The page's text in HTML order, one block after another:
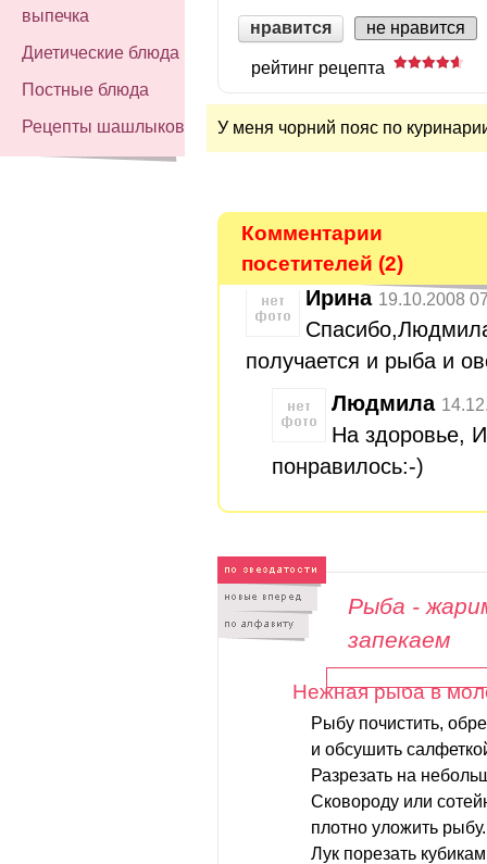
выпечка
Диетические блюда
Постные блюда
Рецепты шашлыков
нравится не нравится
рейтинг рецепта
У меня чорний пояс по
Комментарии
посетителей (2)
Ирина 19.10.2008
получается и рыба и
Людмила
На здоровье,
понравилось:-)
Рыба -
запекаем
Нежная рыба в
Рыбу почистить,
и обсушить
Разрезать на
Сковороду или
плотно уложить рыбу.
Лук порезать